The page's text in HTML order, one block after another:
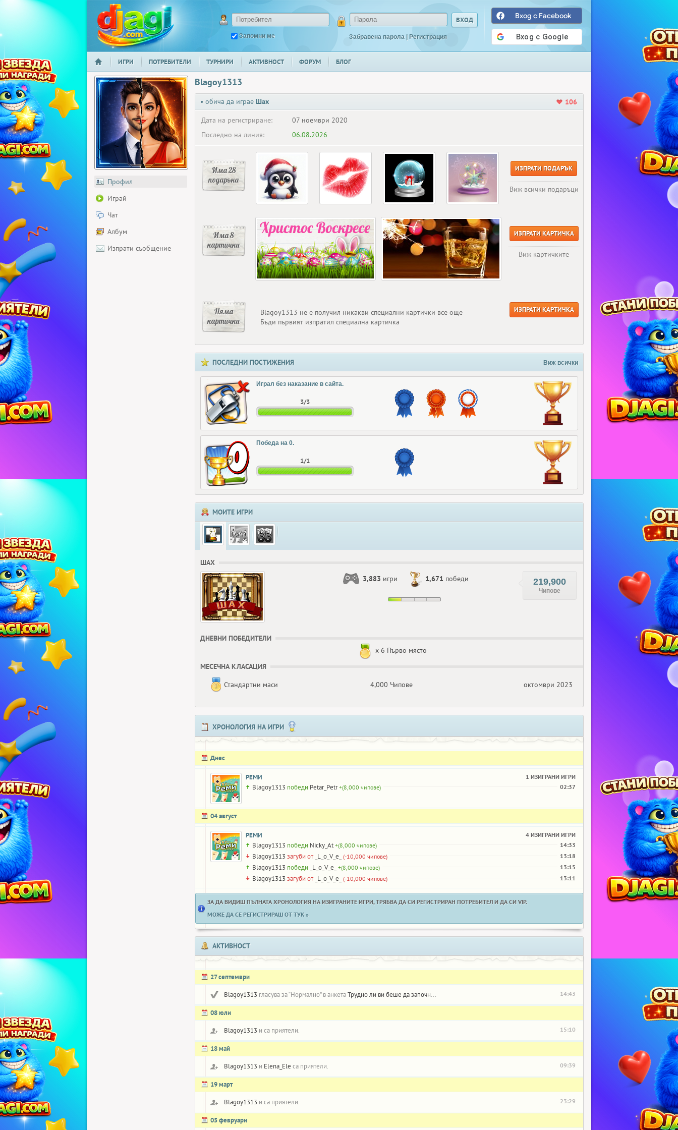
djagi.com
Запомни ме Забравена парола | Регистрация
Вход с Facebook
НАЧАЛО
ИГРИ ПОТРЕБИТЕЛИ ТУРНИРИ АКТИВНОСТ ФОРУМ БЛОГ
Профил
Играй
Чат
Албум
Изпрати съобщение
Blagoy1313
• обича да играе Шах
106
Дата на регистриране:
07 ноември 2020
Последно на линия:
06.08.2026
Има 28
подаръка
ИЗПРАТИ ПОДАРЪК
Виж всички подаръци
Има 8
картички
ИЗПРАТИ КАРТИЧКА
Виж картичките
Няма
картички
Blagoy1313 не е получил никакви специални картички все още
Бъди първият изпратил специална картичка
ИЗПРАТИ КАРТИЧКА
ПОСЛЕДНИ ПОСТИЖЕНИЯ Виж всички
Играл без наказание в сайта.
3/3
Победа на 0.
1/1
МОИТЕ ИГРИ
ШАХ
3,883 игри 1,671 победи 219,900
Чипове
ДНЕВНИ ПОБЕДИТЕЛИ
x 6 Първо място
МЕСЕЧНА КЛАСАЦИЯ
Стандартни маси
4,000 Чипове октомври 2023
ХРОНОЛОГИЯ НА ИГРИ
Днес
РЕМИ 1 ИЗИГРАНИ ИГРИ
Blagoy1313 победи Petar_Petr +(8,000 чипове) 02:37
04 август
РЕМИ 4 ИЗИГРАНИ ИГРИ
Blagoy1313 победи Nicky_At +(8,000 чипове) 14:33
Blagoy1313 загуби от _L_o_V_e_ (-10,000 чипове) 13:18
Blagoy1313 победи _L_o_V_e_ +(8,000 чипове) 13:15
Blagoy1313 загуби от _L_o_V_e_ (-10,000 чипове) 13:11
ЗА ДА ВИДИШ ПЪЛНАТА ХРОНОЛОГИЯ НА ИЗИГРАНИТЕ ИГРИ, ТРЯБВА ДА СИ РЕГИСТРИРАН ПОТРЕБИТЕЛ И ДА СИ VIP.
МОЖЕ ДА СЕ РЕГИСТРИРАШ ОТ ТУК »
АКТИВНОСТ
27 септември
Blagoy1313 гласува за “Нормално” в анкетаТрудно ли ви беше да започнете да играете Белот? Какви конкретни предложения имате за това как можем да улесним и ускорим процеса на започване на играта Белот? (Моля, опишете подробно вашето предложение) 14:43
08 юли
Blagoy1313 и са приятели. 15:10
18 май
Blagoy1313 и Elena_Ele са приятели. 09:39
19 март
Blagoy1313 и са приятели. 23:29
05 февруари